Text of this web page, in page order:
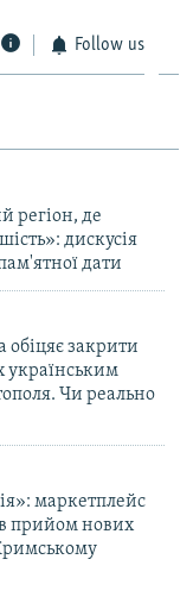
Follow us
регіон, де
дискусія
дати
обіцяє закрити
українським
Чи реально
маркетплейс
прийом нових